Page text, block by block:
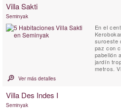
Villa Sakti
Seminyak
En el
suroeste
paz con
pabellón
jardín
metros.
Ver más detalles
Villa Des Indes I
Seminyak